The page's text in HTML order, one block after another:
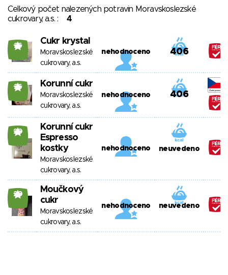
Celkový počet nalezených potravin Moravskoslezské
cukrovary, a.s. :4
26 Cukr krystal
Moravskoslezské
cukrovary, a.s.
nehodnoceno 406
26 Korunní cukr
Moravskoslezské
cukrovary, a.s.
nehodnoceno 406
20
Korunní cukr
Espresso
kostky
Moravskoslezské
cukrovary, a.s.
nehodnoceno neuvedeno
20
Moučkový
cukr
Moravskoslezské
cukrovary, a.s.
nehodnoceno neuvedeno